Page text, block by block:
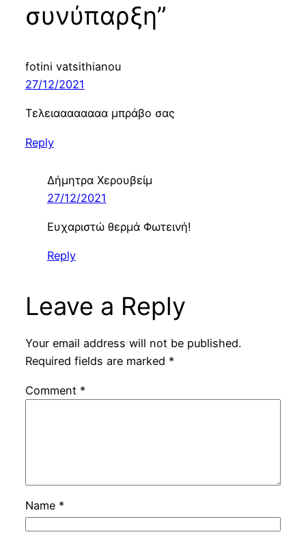
συνύπαρξη”
fotini vatsithianou
27/12/2021
Τελειαααααααα μπράβο σας
Reply
Δήμητρα Χερουβείμ
27/12/2021
Ευχαριστώ θερμά Φωτεινή!
Reply
Leave a Reply
Your email address will not be published.
Required fields are marked *
Comment *
Name *